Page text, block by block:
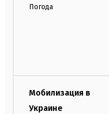
Погода
Мобилизация в
Украине